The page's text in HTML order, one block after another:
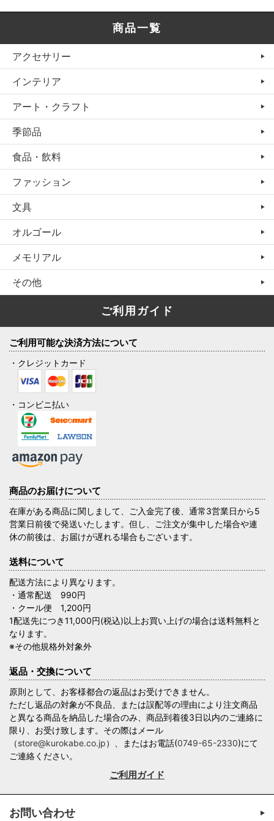
商品一覧
アクセサリー
インテリア
アート・クラフト
季節品
食品・飲料
ファッション
文具
オルゴール
メモリアル
その他
ご利用ガイド
ご利用可能な決済方法について
・クレジットカード
・コンビニ払い
商品のお届けについて
在庫がある商品に関しまして、ご入金完了後、通常3営業日から5
営業日前後で発送いたします。但し、ご注文が集中した場合や連
休の前後は、お届けが遅れる場合もございます。
送料について
配送方法により異なります。
・通常配送 990円
・クール便 1,200円
1配送先につき11,000円(税込)以上お買い上げの場合は送料無料と
なります。
※その他規格外対象外
返品・交換について
原則として、お客様都合の返品はお受けできません。
ただし返品の対象が不良品、または誤配等の理由により注文商品
と異なる商品を納品した場合のみ、商品到着後3日以内のご連絡に
限り、お受け致します。その際はメール
（store@kurokabe.co.jp）、またはお電話(0749-65-2330)にて
ご連絡ください。
ご利用ガイド
お問い合わせ